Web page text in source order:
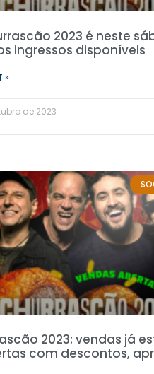
2023 é neste
ingressos disponíveis
»
de 2023
2023: vendas já
com descontos,